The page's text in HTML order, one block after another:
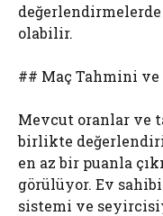
değerlendirmelerde
olabilir.
## Maç Tahmini ve
Mevcut oranlar ve
birlikte
en az bir puanla
görülüyor. Ev
sistemi ve